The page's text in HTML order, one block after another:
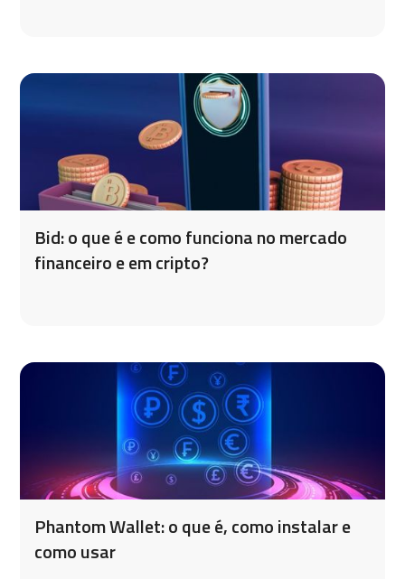
Bid: o que é e como funciona no mercado
financeiro e em cripto?
Phantom Wallet: o que é, como instalar e
como usar